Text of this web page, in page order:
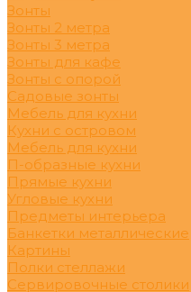
Зонты
Зонты 2 метра
Зонты 3 метра
Зонты для кафе
Зонты с опорой
Садовые зонты
Мебель для кухни
Кухни с островом
Мебель для кухни
П-образные кухни
Прямые кухни
Угловые кухни
Предметы интерьера
Банкетки металлические
Картины
Полки стеллажи
Сервировочные столики